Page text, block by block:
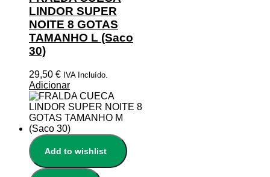
LINDOR SUPER
NOITE 8 GOTAS
TAMANHO L (Saco
30)
29,50 € IVA Incluído.
Adicionar
Add to wishlist